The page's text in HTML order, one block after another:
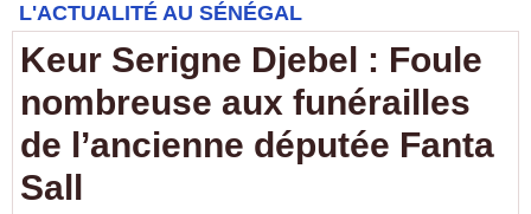
L'ACTUALITÉ AU SÉNÉGAL
Keur Serigne Djebel : Foule
nombreuse aux funérailles
de l’ancienne députée Fanta
Sall